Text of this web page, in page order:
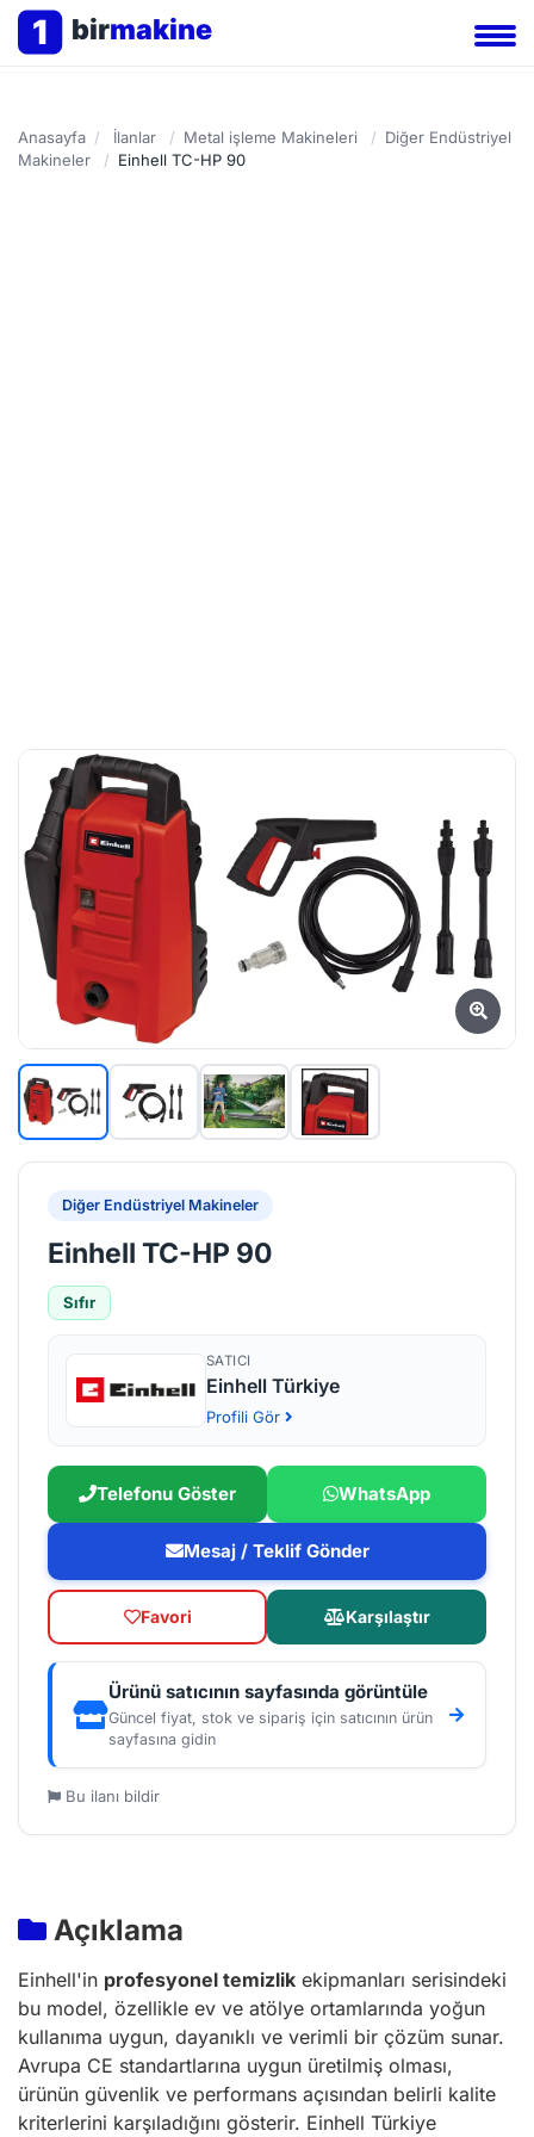
1 birmakine
Anasayfa / İlanlar / Metal işleme Makineleri / Diğer Endüstriyel
Makineler
/ Einhell TC-HP 90
Diğer Endüstriyel Makineler
Einhell TC-HP 90
Sıfır
SATICI
Einhell Türkiye
Profili Gör
Telefonu Göster WhatsApp
Mesaj / Teklif Gönder
Favori Karşılaştır
Ürünü satıcının sayfasında görüntüle
Güncel fiyat, stok ve sipariş için satıcının ürün
sayfasına gidin
Bu ilanı bildir
Açıklama
Einhell'in profesyonel temizlik ekipmanları serisindeki
bu model, özellikle ev ve atölye ortamlarında yoğun
kullanıma uygun, dayanıklı ve verimli bir çözüm sunar.
Avrupa CE standartlarına uygun üretilmiş olması,
ürünün güvenlik ve performans açısından belirli kalite
kriterlerini karşıladığını gösterir. Einhell Türkiye